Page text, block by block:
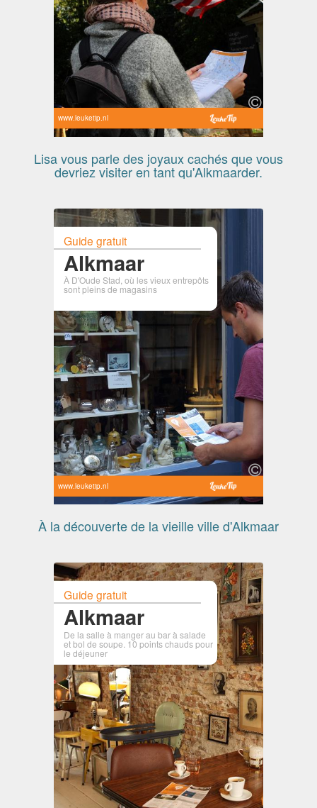
www.leuketip.nl
Lisa vous parle des joyaux cachés que vous
devriez visiter en tant qu'Alkmaarder.
Guide gratuit
Alkmaar
À D'Oude Stad, où les vieux entrepôts
sont pleins de magasins
www.leuketip.nl
À la découverte de la vieille ville d'Alkmaar
Guide gratuit
Alkmaar
De la salle à manger au bar à salade
et bol de soupe. 10 points chauds pour
le déjeuner